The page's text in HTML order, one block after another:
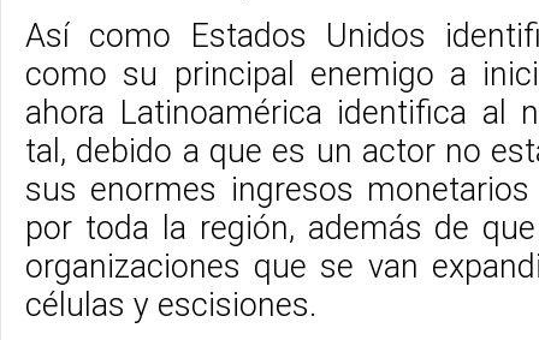
Así como Estados Unidos
como su principal enemigo a
ahora Latinoamérica identifica al
tal, debido a que es un actor no
sus enormes ingresos
por toda la región, además de
organizaciones que se van
células y escisiones.